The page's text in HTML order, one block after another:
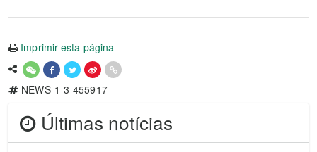
Imprimir esta página
NEWS-1-3-455917
Últimas notícias